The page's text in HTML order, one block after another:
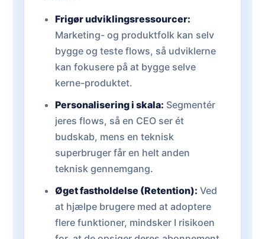
Frigør udviklingsressourcer:
Marketing- og produktfolk kan selv
bygge og teste flows, så udviklerne
kan fokusere på at bygge selve
kerne-produktet.
Personalisering i skala: Segmentér
jeres flows, så en CEO ser ét
budskab, mens en teknisk
superbruger får en helt anden
teknisk gennemgang.
Øget fastholdelse (Retention): Ved
at hjælpe brugere med at adoptere
flere funktioner, mindsker I risikoen